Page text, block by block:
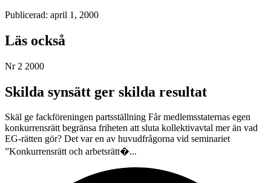
Publicerad: april 1, 2000
Läs också
Nr 2 2000
Skilda synsätt ger skilda resultat
Skäl ge fackföreningen partsställning Får medlemsstaternas egen
konkurrensrätt begränsa friheten att sluta kollektivavtal mer än vad
EG-rätten gör? Det var en av huvudfrågorna vid seminariet
”Konkurrensrätt och arbetsrätt�...